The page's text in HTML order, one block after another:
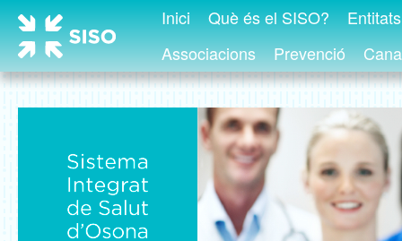
Inici Què és el SISO?
Associacions
Prevenció